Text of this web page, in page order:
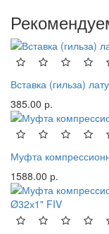
Вставка (гильза)
385.00 р.
Муфта
1588.00 р.